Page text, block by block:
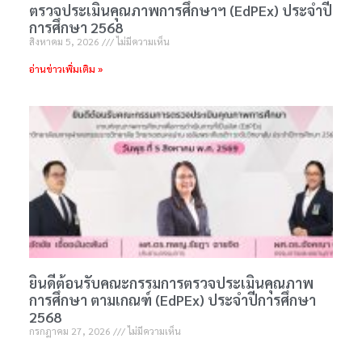
ตรวจประเมินคุณภาพการศึกษาฯ (EdPEx) ประจำปี
การศึกษา 2568
สิงหาคม 5, 2026 ไม่มีความเห็น
อ่านข่าวเพิ่มเติม »
ยินดีต้อนรับคณะกรรมการตรวจประเมินคุณภาพ
การศึกษา ตามเกณฑ์ (EdPEx) ประจำปีการศึกษา
2568
กรกฎาคม 27, 2026 ไม่มีความเห็น